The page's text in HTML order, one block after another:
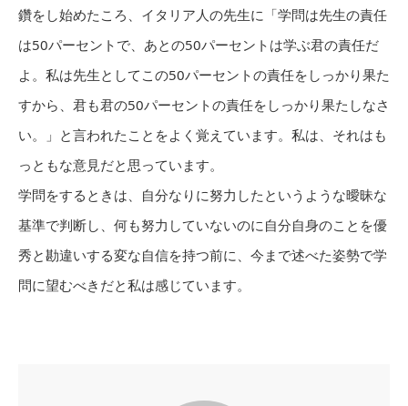
鑽をし始めたころ、イタリア人の先生に「学問は先生の責任
は50パーセントで、あとの50パーセントは学ぶ君の責任だ
よ。私は先生としてこの50パーセントの責任をしっかり果た
すから、君も君の50パーセントの責任をしっかり果たしなさ
い。」と言われたことをよく覚えています。私は、それはも
っともな意見だと思っています。
学問をするときは、自分なりに努力したというような曖昧な
基準で判断し、何も努力していないのに自分自身のことを優
秀と勘違いする変な自信を持つ前に、今まで述べた姿勢で学
問に望むべきだと私は感じています。